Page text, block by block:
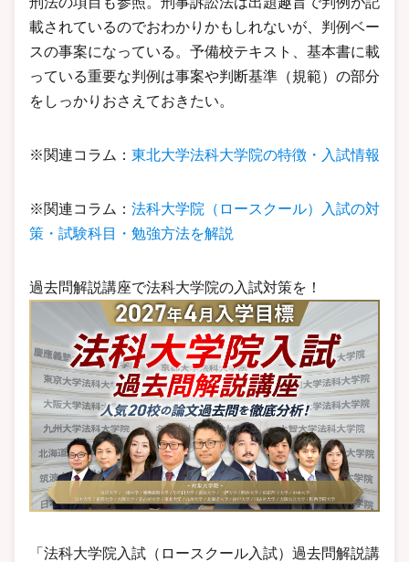
載されているのでおわかりかもしれないが、判例ベー
スの事案になっている。予備校テキスト、基本書に載
っている重要な判例は事案や判断基準（規範）の部分
をしっかりおさえておきたい。
※関連コラム： 東北大学法科大学院の特徴・入試情報
※関連コラム： 法科大学院（ロースクール）入試の対
策・試験科目・勉強方法を解説
過去問解説講座で法科大学院の入試対策を！
「法科大学院入試（ロースクール入試）過去問解説講